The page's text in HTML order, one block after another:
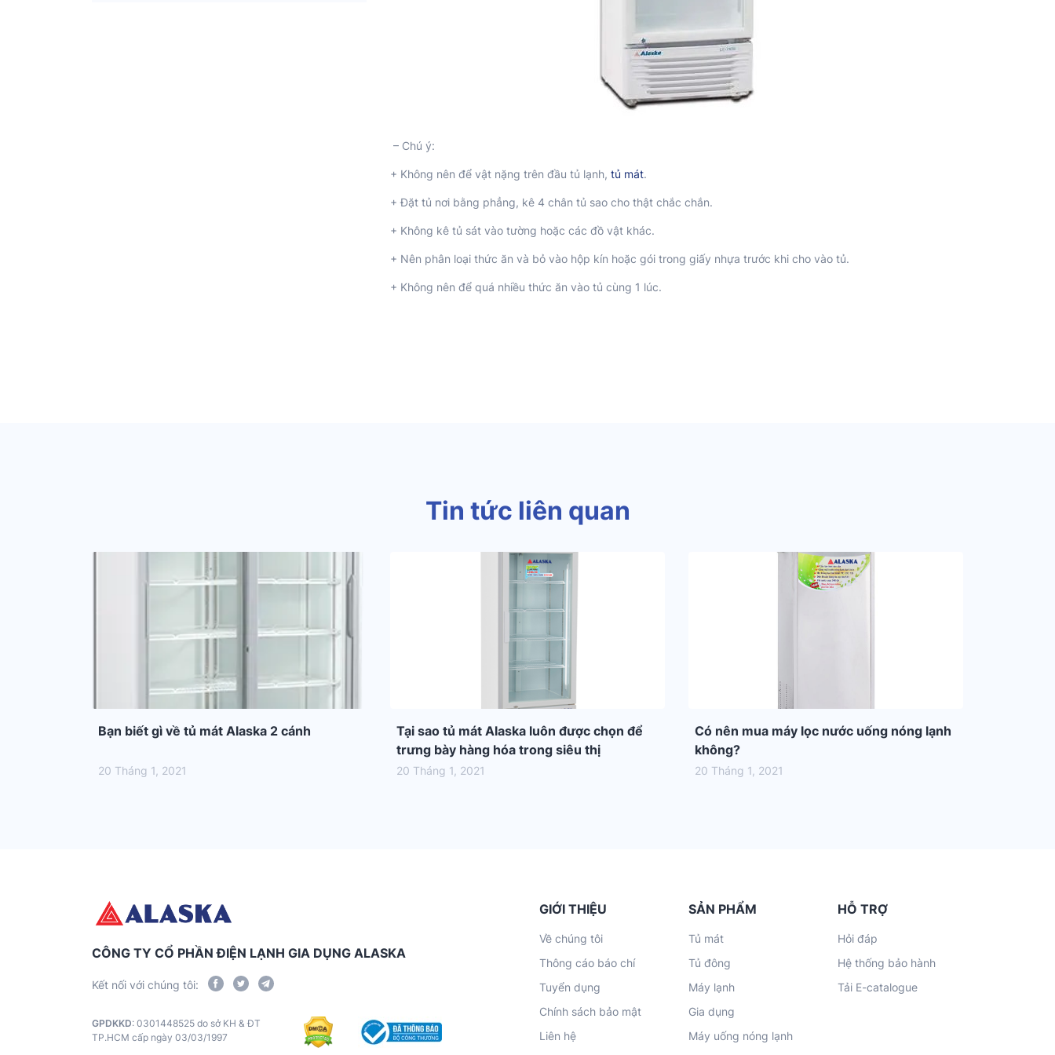
– Chú ý:
+ Không nên để vật nặng trên đầu tủ lạnh, tủ mát.
+ Đặt tủ nơi bằng phẳng, kê 4 chân tủ sao cho thật chắc chắn.
+ Không kê tủ sát vào tường hoặc các đồ vật khác.
+ Nên phân loại thức ăn và bỏ vào hộp kín hoặc gói trong giấy nhựa trước khi cho vào tủ.
+ Không nên để quá nhiều thức ăn vào tủ cùng 1 lúc.
Tin tức liên quan
Bạn biết gì về tủ mát Alaska 2 cánh
20 Tháng 1, 2021
Tại sao tủ mát Alaska luôn được chọn để
trưng bày hàng hóa trong siêu thị
20 Tháng 1, 2021
Có nên mua máy lọc nước uống nóng lạnh
không?
20 Tháng 1, 2021
CÔNG TY CỔ PHẦN ĐIỆN LẠNH GIA DỤNG ALASKA
Kết nối với chúng tôi:
GPDKKD: 0301448525 do sở KH & ĐT
TP.HCM cấp ngày 03/03/1997
GIỚI THIỆU
Về chúng tôi
Thông cáo báo chí
Tuyển dụng
Chính sách bảo mật
Liên hệ
SẢN PHẨM
Tủ mát
Tủ đông
Máy lạnh
Gia dụng
Máy uống nóng lạnh
HỖ TRỢ
Hỏi đáp
Hệ thống bảo hành
Tải E-catalogue